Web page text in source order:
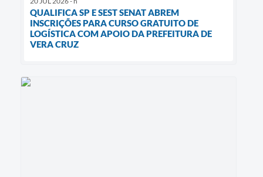
QUALIFICA SP E SEST SENAT ABREM
INSCRIÇÕES PARA CURSO GRATUITO DE
LOGÍSTICA COM APOIO DA PREFEITURA DE
VERA CRUZ